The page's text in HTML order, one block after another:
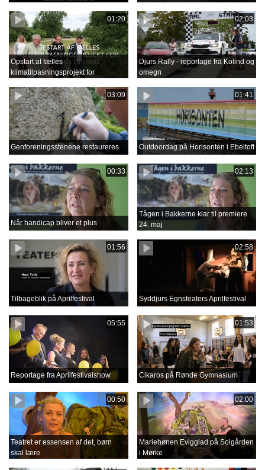
01:20
Opstart af fælles
klimatilpasningsprojekt for
02:03
Djurs Rally - reportage fra Kolind og
omegn
03:09
Genforeningsstenene restaureres
01:41
Outdoordag på Horisonten i Ebeltoft
00:33
Når handicap bliver et plus
02:13
Tågen i Bakkerne klar til premiere
24. maj
01:56
Tilbageblik på Aprilfestival
02:58
Syddjurs Egnsteaters Aprilfestival
05:55
Reportage fra Aprilfestivalshow
01:53
Cikaros på Rønde Gymnasium
00:50
Teatret er essensen af det, børn
skal lære
02:00
Mariehønen Evigglad på Solgården
i Mørke